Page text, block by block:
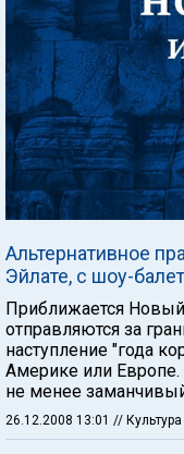
Альтернативное
Эйлате, с шоу-
Приближается Новый
отправляются за
наступление "года
Америке или Европе.
не менее
26.12.2008 13:01 // Культура